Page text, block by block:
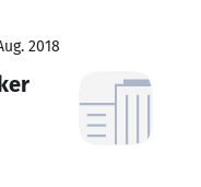
2018